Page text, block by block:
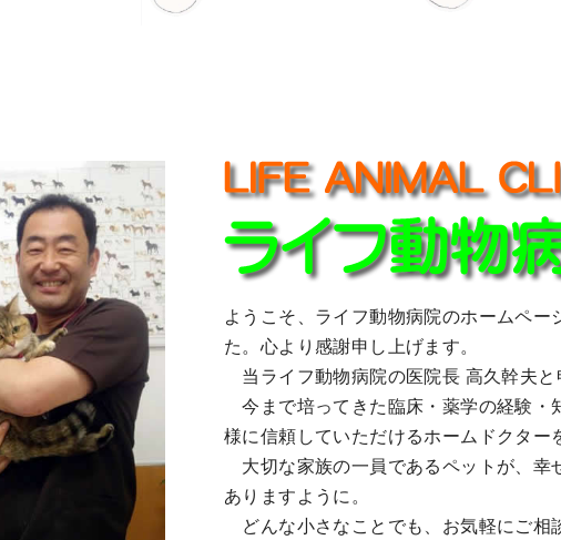
ようこそ、ライフ動物病院のホームペー
た。心より感謝申し上げます。
当ライフ動物病院の医院長 高久幹夫と
今まで培ってきた臨床・薬学の経験・
様に信頼していただけるホームドクター
大切な家族の一員であるペットが、幸
ありますように。
どんな小さなことでも、お気軽にご相